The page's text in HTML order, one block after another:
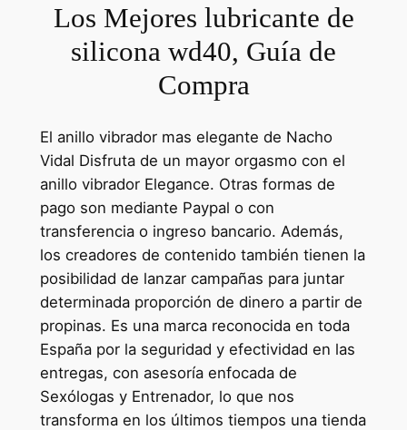
Los Mejores lubricante de
silicona wd40, Guía de
Compra
El anillo vibrador mas elegante de Nacho
Vidal Disfruta de un mayor orgasmo con el
anillo vibrador Elegance. Otras formas de
pago son mediante Paypal o con
transferencia o ingreso bancario. Además,
los creadores de contenido también tienen la
posibilidad de lanzar campañas para juntar
determinada proporción de dinero a partir de
propinas. Es una marca reconocida en toda
España por la seguridad y efectividad en las
entregas, con asesoría enfocada de
Sexólogas y Entrenador, lo que nos
transforma en los últimos tiempos una tienda